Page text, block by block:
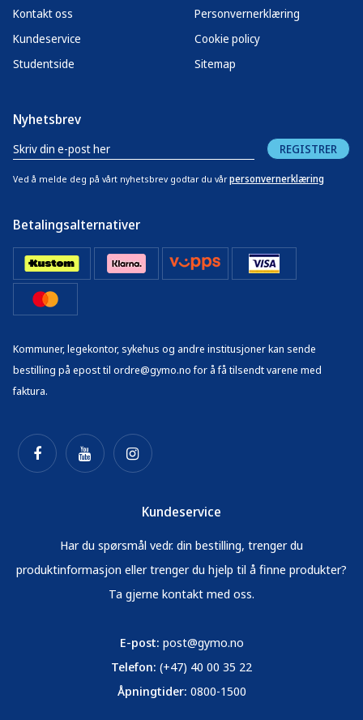
Kontakt oss
Kundeservice
Studentside
Personvernerklæring
Cookie policy
Sitemap
Nyhetsbrev
REGISTRER
Ved å melde deg på vårt nyhetsbrev godtar du vår personvernerklæring
Betalingsalternativer
Kommuner, legekontor, sykehus og andre institusjoner kan sende
bestilling på epost til ordre@gymo.no for å få tilsendt varene med
faktura.
Kundeservice
Har du spørsmål vedr. din bestilling, trenger du
produktinformasjon eller trenger du hjelp til å finne produkter?
Ta gjerne kontakt med oss.
E-post: post@gymo.no
Telefon: (+47) 40 00 35 22
Åpningtider: 0800-1500